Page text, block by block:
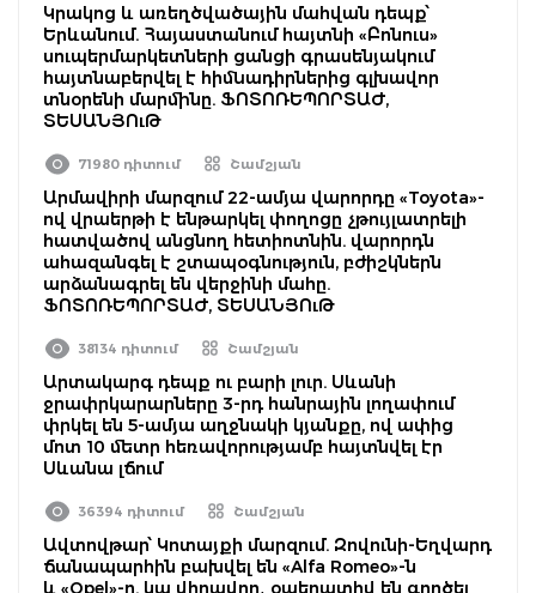
Կրակոց և առեղծվածային մահվան դեպք՝
Երևանում. Հայաստանում հայտնի «Բոնուս»
սուպերմարկետների ցանցի գրասենյակում
հայտնաբերվել է հիմնադիրներից գլխավոր
տնօրենի մարմինը. ՖՈՏՈՌԵՊՈՐՏԱԺ,
ՏԵՍԱՆՅՈւԹ
71980 դիտում Շամշյան
Արմավիրի մարզում 22-ամյա վարորդը «Toyota»-
ով վրաերթի է ենթարկել փողոցը չթույլատրելի
հատվածով անցնող հետիոտնին. վարորդն
ահազանգել է շտապօգնություն, բժիշկներն
արձանագրել են վերջինի մահը.
ՖՈՏՈՌԵՊՈՐՏԱԺ, ՏԵՍԱՆՅՈւԹ
38134 դիտում Շամշյան
Արտակարգ դեպք ու բարի լուր. Սևանի
ջրափրկարարները 3-րդ հանրային լողափում
փրկել են 5-ամյա աղջնակի կյանքը, ով ափից
մոտ 10 մետր հեռավորությամբ հայտնվել էր
Սևանա լճում
36394 դիտում Շամշյան
Ավտովթար՝ Կոտայքի մարզում. Զովունի-Եղվարդ
ճանապարհին բախվել են «Alfa Romeo»-ն
և «Opel»-ը. կա վիրավոր․ օպերատիվ են գործել